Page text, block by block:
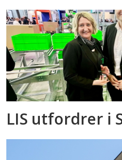
LIS utfordrer i